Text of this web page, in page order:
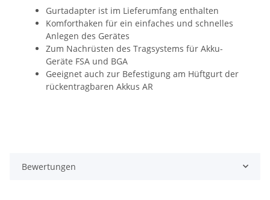
Gurtadapter ist im Lieferumfang enthalten
Komforthaken für ein einfaches und schnelles
Anlegen des Gerätes
Zum Nachrüsten des Tragsystems für Akku-
Geräte FSA und BGA
Geeignet auch zur Befestigung am Hüftgurt der
rückentragbaren Akkus AR
Bewertungen